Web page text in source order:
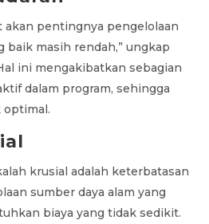
akan pentingnya pengelolaan
baik masih rendah,” ungkap
ini mengakibatkan sebagian
dalam program, sehingga
optimal.
krusial adalah keterbatasan
sumber daya alam yang
biaya yang tidak sedikit.